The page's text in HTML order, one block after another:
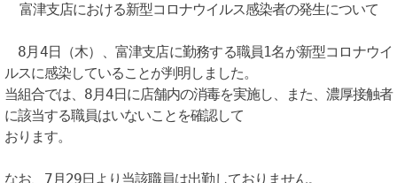
富津支店における新型コロナウイルス感染者の発生について
8月4日（木）、富津支店に勤務する職員1名が新型コロナウイ
ルスに感染していることが判明しました。
当組合では、8月4日に店舗内の消毒を実施し、また、濃厚接触者
に該当する職員はいないことを確認して
おります。
なお、7月29日より当該職員は出勤しておりません。